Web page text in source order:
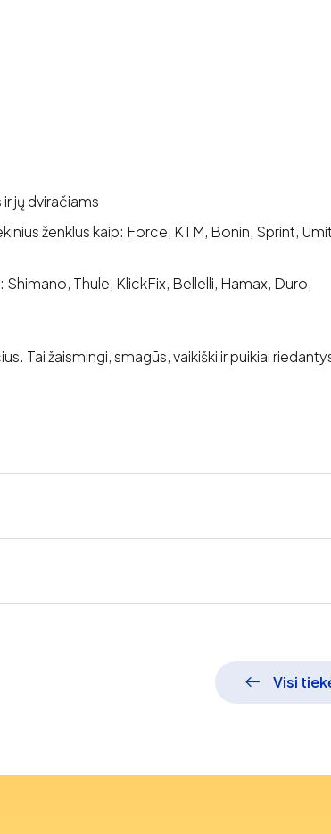
jų dviračiams
ženklus kaip: Force, KTM, Bonin, Sprint,
Shimano, Thule, KlickFix, Bellelli, Hamax, Duro,
Tai žaismingi, smagūs, vaikiški ir puikiai
Visi